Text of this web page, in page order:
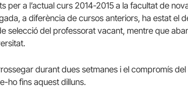
per a l’actual curs 2014-2015 a la facultat de
a diferència de cursos anteriors, ha estat el
selecció del professorat vacant, mentre que
durant dues setmanes i el compromís
ho fins aquest dilluns.